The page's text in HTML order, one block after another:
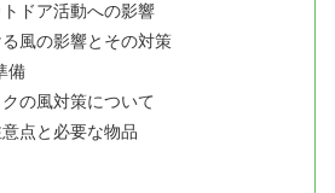
ドア活動への影響
風の影響とその対策
備
の風対策について
点と必要な物品